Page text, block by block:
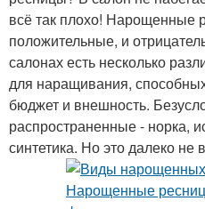
всё так плохо! Нарощенные
положительные, и
салонах есть несколько
для наращивания,
бюджет и внешность.
распространенные - норка,
синтетика. Но это далеко не